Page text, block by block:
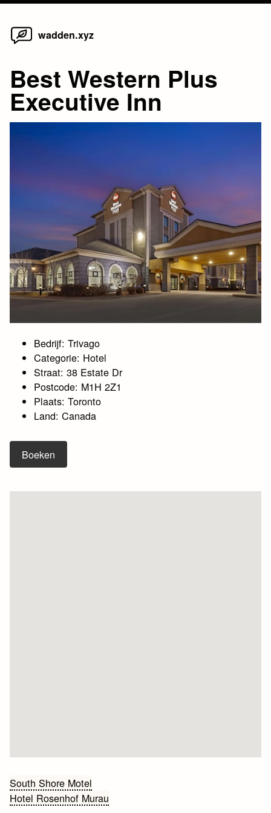
Skip
wadden.xyz
Best Western Plus
Executive Inn
Bedrijf: Trivago
Categorie: Hotel
Straat: 38 Estate Dr
Postcode: M1H 2Z1
Plaats: Toronto
Land: Canada
Boeken
Bericht
navigatie
South Shore Motel
Hotel Rosenhof Murau